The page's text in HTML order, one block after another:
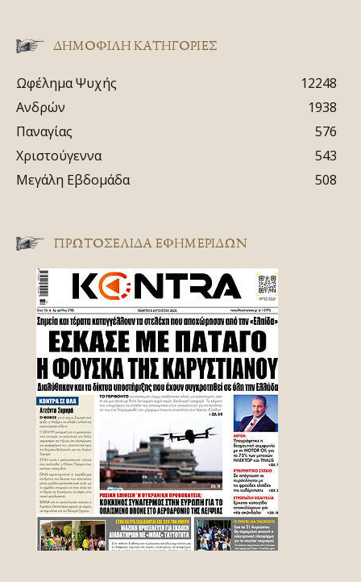
ΔΗΜΟΦΙΛΗ ΚΑΤΗΓΟΡΙΕΣ
Ωφέλημα Ψυχής
12248
Ανδρών
1938
Παναγίας
576
Χριστούγεννα
543
Μεγάλη Εβδομάδα
508
ΠΡΩΤΟΣΈΛΙΔΑ ΕΦΗΜΕΡΊΔΩΝ